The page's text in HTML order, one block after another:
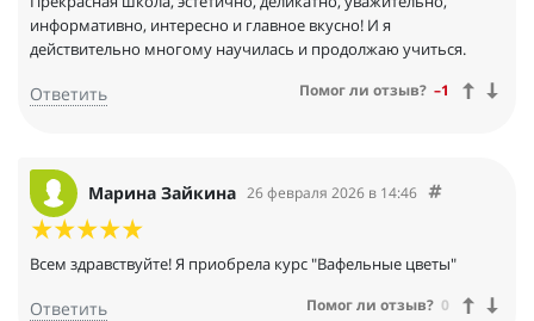
информативно, интересно и главное вкусно! И я
действительно многому научилась и продолжаю учиться.
Ответить Помог ли отзыв? –1
Марина Зайкина 26 февраля 2026 в 14:46
Всем здравствуйте! Я приобрела курс "Вафельные цветы"
Ответить Помог ли отзыв? 0